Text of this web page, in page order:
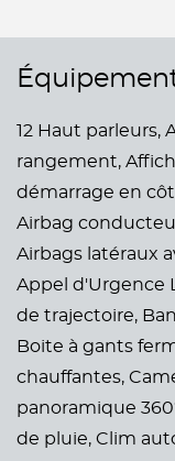
12 Haut parleurs,
rangement,
démarrage en
Airbag
Airbags latéraux
Appel d'Urgence
de trajectoire,
Boite à gants
chauffantes,
panoramique
de pluie, Clim